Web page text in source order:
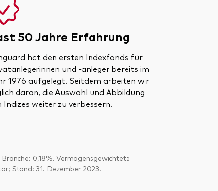
50 Jahre Erfahrung
hat den ersten Indexfonds für
und -anleger bereits im
1976 aufgelegt. Seitdem arbeiten wir
daran, die Auswahl und Abbildung
Indizes weiter zu verbessern.
0,18%. Vermögensgewichtete
Stand: 31. Dezember 2023.